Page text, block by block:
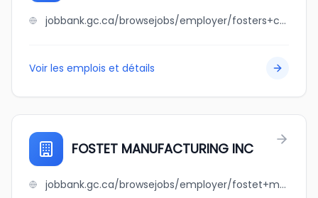
jobbank.gc.ca/browsejobs/employer/fosters+custom+farming+inc/ca
Voir les emplois et détails
FOSTET MANUFACTURING INC
jobbank.gc.ca/browsejobs/employer/fostet+manufacturing+inc/ca